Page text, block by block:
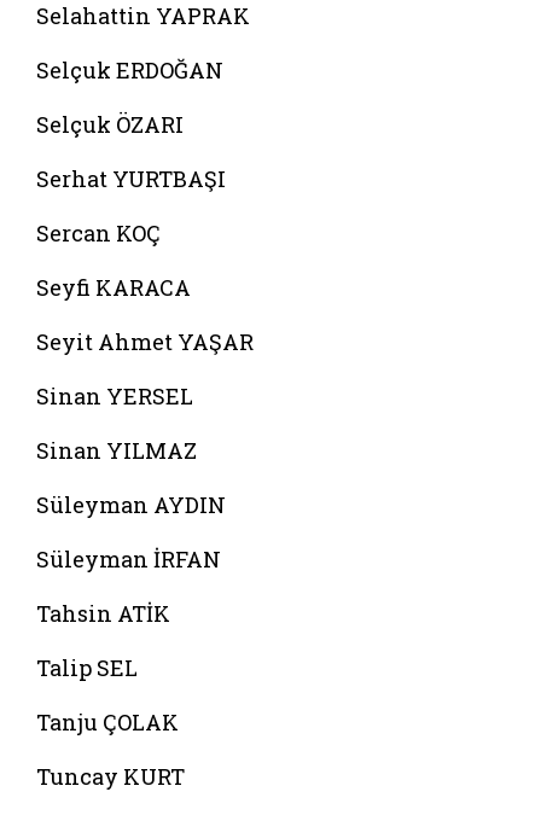
Selahattin YAPRAK
Selçuk ERDOĞAN
Selçuk ÖZARI
Serhat YURTBAŞI
Sercan KOÇ
Seyfi KARACA
Seyit Ahmet YAŞAR
Sinan YERSEL
Sinan YILMAZ
Süleyman AYDIN
Süleyman İRFAN
Tahsin ATİK
Talip SEL
Tanju ÇOLAK
Tuncay KURT